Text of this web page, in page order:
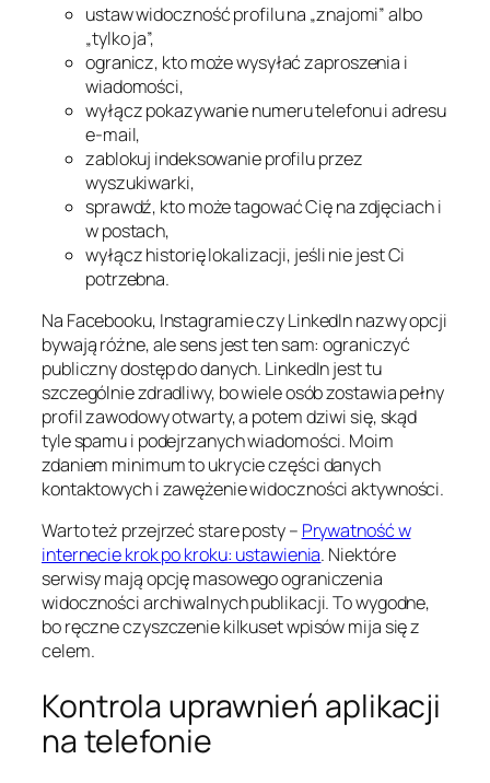
ustaw widoczność profilu na „znajomi” albo
„tylko ja”,
ogranicz, kto może wysyłać zaproszenia i
wiadomości,
wyłącz pokazywanie numeru telefonu i adresu
e-mail,
zablokuj indeksowanie profilu przez
wyszukiwarki,
sprawdź, kto może tagować Cię na zdjęciach i
w postach,
wyłącz historię lokalizacji, jeśli nie jest Ci
potrzebna.
Na Facebooku, Instagramie czy LinkedIn nazwy opcji
bywają różne, ale sens jest ten sam: ograniczyć
publiczny dostęp do danych. LinkedIn jest tu
szczególnie zdradliwy, bo wiele osób zostawia pełny
profil zawodowy otwarty, a potem dziwi się, skąd
tyle spamu i podejrzanych wiadomości. Moim
zdaniem minimum to ukrycie części danych
kontaktowych i zawężenie widoczności aktywności.
Warto też przejrzeć stare posty – Prywatność w
internecie krok po kroku: ustawienia. Niektóre
serwisy mają opcję masowego ograniczenia
widoczności archiwalnych publikacji. To wygodne,
bo ręczne czyszczenie kilkuset wpisów mija się z
celem.
Kontrola uprawnień aplikacji
na telefonie